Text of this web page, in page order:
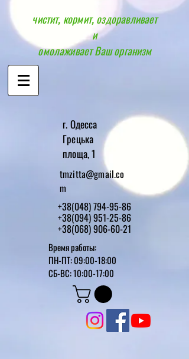
чистит, кормит, оздоравливает
и
омолаживает Ваш организм
г. Одесса
Грецька
площа, 1
tmzitta@gmail.co
m
+38(048) 794-95-86
+38(094) 951-25-86
+38(068) 906-60-21
Время работы:
ПН-ПТ: 09:00-18:00
СБ-ВС: 10:00-17:00